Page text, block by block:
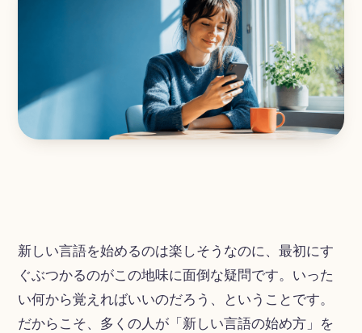
新しい言語を始めるのは楽しそうなのに、最初にす
ぐぶつかるのがこの地味に面倒な疑問です。いった
い何から覚えればいいのだろう、ということです。
だからこそ、多くの人が「新しい言語の始め方」を